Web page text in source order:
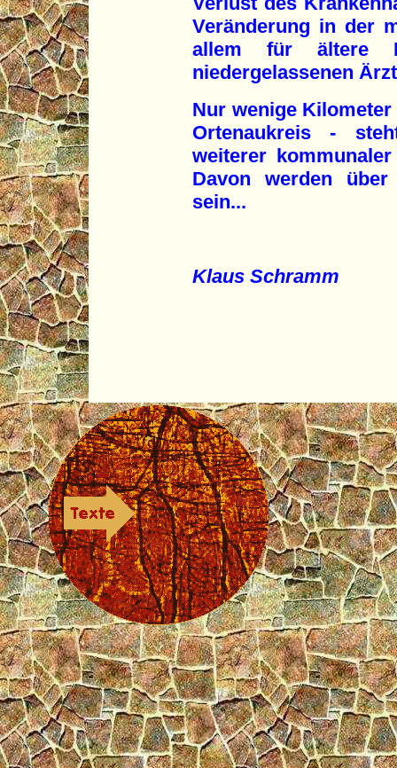
Veränderung in der
allem für ältere
niedergelassenen
Nur wenige
Ortenaukreis -
weiterer
Davon werden
sein...
Klaus Schramm